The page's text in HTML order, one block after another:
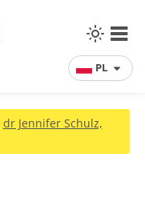
PL
dr Jennifer Schulz,